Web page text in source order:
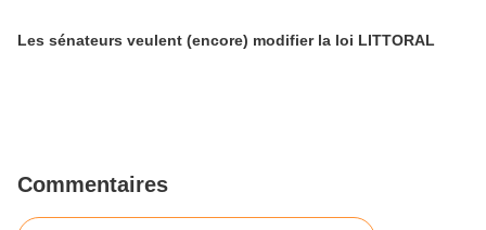
Les sénateurs veulent (encore) modifier la loi LITTORAL
Commentaires